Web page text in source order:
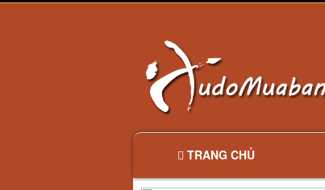
TRANG CHỦ